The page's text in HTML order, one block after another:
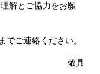
解とご協力をお願
ご連絡ください。
敬具